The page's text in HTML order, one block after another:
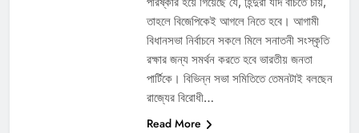
তাহলে বিজেপিকেই আগলে নিতে হবে। আগামী
বিধানসভা নির্বাচনে সকলে মিলে সনাতনী সংস্কৃতি
রক্ষার জন্য সমর্থন করতে হবে ভারতীয় জনতা
পার্টিকে। বিভিন্ন সভা সমিতিতে তেমনটাই বলছেন
রাজ্যের বিরোধী…
Read More